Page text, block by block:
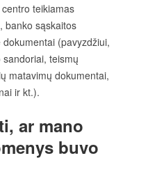
teikiamas
banko sąskaitos
(pavyzdžiui,
teismų
matavimų dokumentai,
ir kt.).
ar mano
buvo